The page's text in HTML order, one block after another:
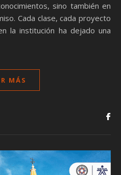
sino también en
Cada clase, cada proyecto
la institución ha dejado una
MÁS